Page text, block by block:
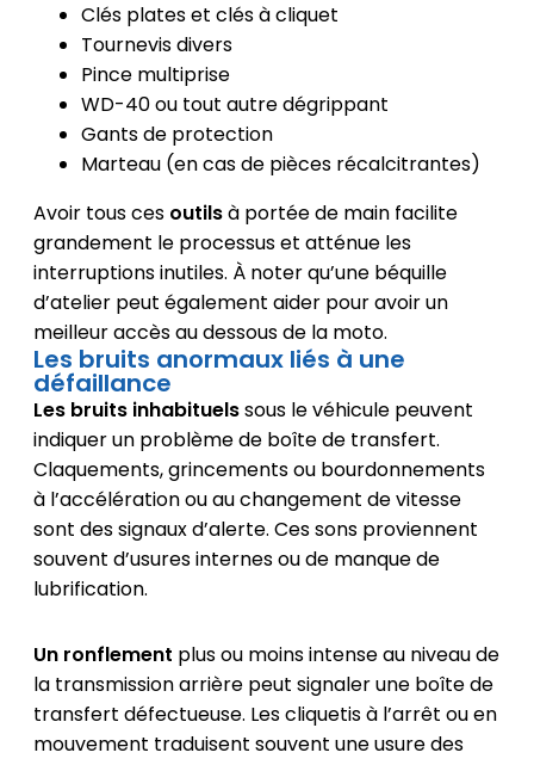
Clés plates et clés à cliquet
Tournevis divers
Pince multiprise
WD-40 ou tout autre dégrippant
Gants de protection
Marteau (en cas de pièces récalcitrantes)
Avoir tous ces outilsà portée de main facilite
grandement le processus et atténue les
interruptions inutiles. À noter qu’une béquille
d’atelier peut également aider pour avoir un
meilleur accès au dessous de la moto.
Les bruits anormaux liés à une
défaillance
Les bruits inhabituelssous le véhicule peuvent
indiquer un problème de boîte de transfert.
Claquements, grincements ou bourdonnements
à l’accélération ou au changement de vitesse
sont des signaux d’alerte. Ces sons proviennent
souvent d’usures internes ou de manque de
lubrification.
Un ronflement plus ou moins intense au niveau de
la transmission arrière peut signaler une boîte de
transfert défectueuse. Les cliquetis à l’arrêt ou en
mouvement traduisent souvent une usure des